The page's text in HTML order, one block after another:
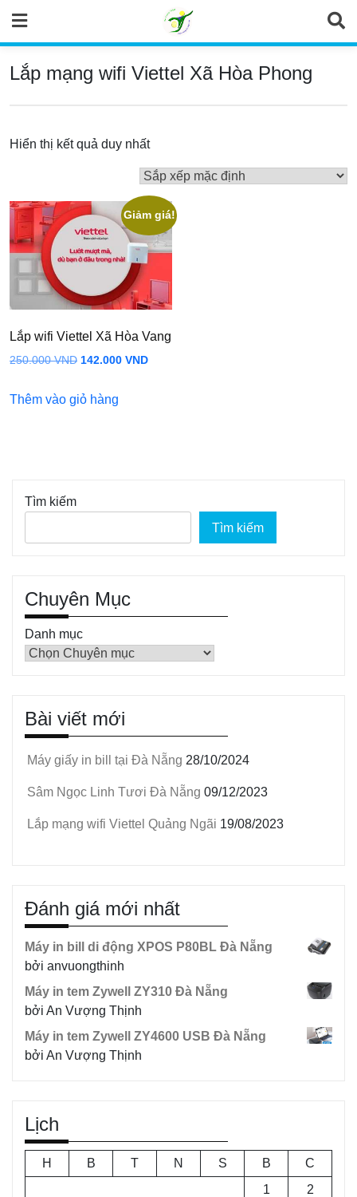
content
Lắp mạng wifi Viettel Xã Hòa Phong
Hiển thị kết quả duy nhất
Giảm giá!
Lắp wifi Viettel Xã Hòa Vang
250.000VND Giá
là:
142.000 VNDGiá
Thêm vào giỏ hàng
Tìm kiếm
Tìm kiếm
Chuyên Mục
Danh mục
Bài viết mới
Máy giấy in bill tại Đà Nẵng 28/10/2024
Sâm Ngọc Linh Tươi Đà Nẵng 09/12/2023
Lắp mạng wifi Viettel Quảng Ngãi 19/08/2023
Đánh giá mới nhất
Máy in bill di động XPOS P80BL Đà Nẵng
bởi anvuongthinh
Máy in tem Zywell ZY310 Đà Nẵng
bởi An Vượng Thịnh
Máy in tem Zywell ZY4600 USB Đà Nẵng
bởi An Vượng Thịnh
Lịch
H B T N S B
C
1
2